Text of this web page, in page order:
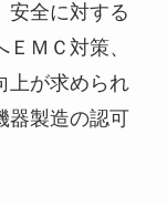
安全に対する
ＭＣ対策、
上が求められ
器製造の認可